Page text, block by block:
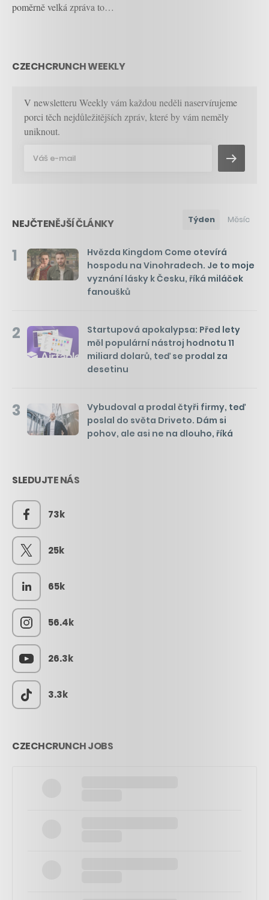
poměrně velká zpráva to…
CZECHCRUNCH WEEKLY
V newsletteru Weekly vám každou neděli naservírujeme
porci těch nejdůležitějších zpráv, které by vám neměly
uniknout.
NEJČTENĚJŠÍ ČLÁNKY Týden Měsíc
1
Hvězda Kingdom Come otevírá
hospodu na Vinohradech. Je to moje
vyznání lásky k Česku, říká miláček
fanoušků
2
Startupová apokalypsa: Před lety
měl populární nástroj hodnotu 11
miliard dolarů, teď se prodal za
desetinu
3
Vybudoval a prodal čtyři firmy, teď
poslal do světa Driveto. Dám si
pohov, ale asi ne na dlouho, říká
SLEDUJTE NÁS
73k
25k
65k
56.4k
26.3k
3.3k
CZECHCRUNCH JOBS